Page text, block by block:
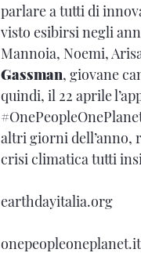
parlare a tutti di
visto esibirsi negli
Mannoia, Noemi,
Gassman, giovane
quindi, il 22 aprile
altri giorni dell’anno,
crisi climatica tutti
earthdayitalia.org
onepeopleoneplanet.it